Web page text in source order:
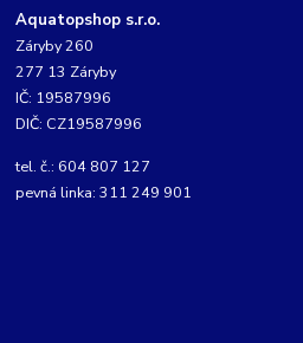
Aquatopshop s.r.o.
Záryby 260
277 13 Záryby
IČ: 19587996
DIČ: CZ19587996
tel. č.: 604 807 127
pevná linka: 311 249 901